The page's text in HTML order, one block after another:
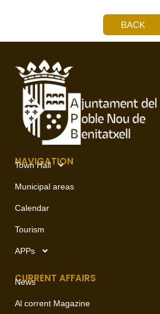
BACK
NAVIGATION
Town Hall
Municipal areas
Calendar
Tourism
APPs
CURRENT AFFAIRS
News
Al corrent Magazine